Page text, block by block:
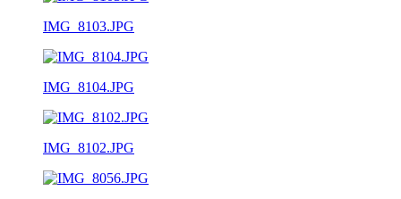
IMG_8103.JPG
IMG_8104.JPG
IMG_8102.JPG